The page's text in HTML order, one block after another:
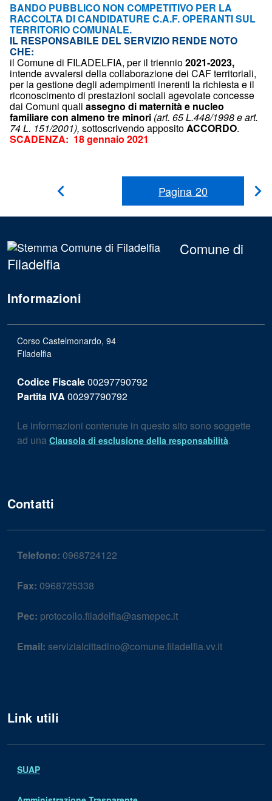
BANDO PUBBLICO NON COMPETITIVO PER LA
RACCOLTA DI CANDIDATURE C.A.F. OPERANTISUL
TERRITORIO COMUNALE.
IL RESPONSABILE DEL SERVIZIO RENDE NOTO
CHE:
il Comune di FILADELFIA, per il triennio2021-2023,
intende avvalersi della collaborazione dei CAF territoriali,
per la gestione degli adempimenti inerenti la richiesta e il
riconoscimento di prestazioni sociali agevolate concesse
dai Comuni quali assegno di maternità e nucleo
familiare con almeno tre minori (art. 65 L.448/1998 e art.
74 L. 151/2001), sottoscrivendo appositoACCORDO.
SCADENZA: 18 gennaio 2021
Pagina 20
Comune di
Filadelfia
Informazioni
Corso Castelmonardo, 94
Filadelfia
Codice Fiscale00297790792
Partita IVA 00297790792
Le informazioni contenute in questo sito sono soggette
ad una Clausola di esclusione della responsabilità.
Contatti
Telefono: 0968724122
Fax: 0968725338
Pec: protocollo.filadelfia@asmepec.it
Email: servizialcittadino@comune.filadelfia.vv.it
Link utili
SUAP